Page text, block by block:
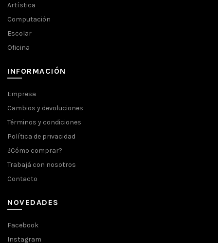
Artística
Computación
Escolar
Oficina
INFORMACIÓN
Empresa
Cambios y devoluciones
Términos y condiciones
Política de privacidad
¿Cómo comprar?
Trabajá con nosotros
Contacto
NOVEDADES
Facebook
Instagram